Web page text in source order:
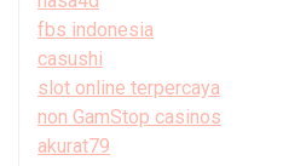
fbs indonesia
casushi
slot online terpercaya
non GamStop casinos
akurat79